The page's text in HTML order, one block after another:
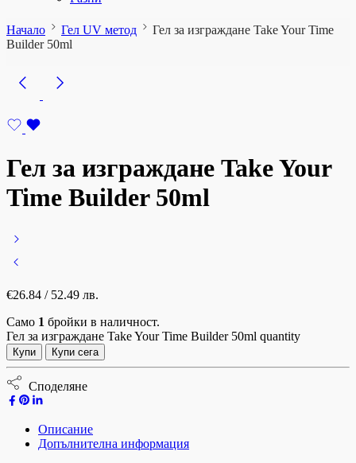
Начало Гел UV метод
Гел за изграждане Take Your Time
Builder 50ml
Гел за изграждане Take Your
Time Builder 50ml
€26.84 / 52.49 лв.
Само 1 бройки в наличност.
Гел за изграждане Take Your Time Builder 50ml quantity
Купи Купи сега
Споделяне
Описание
Допълнителна информация